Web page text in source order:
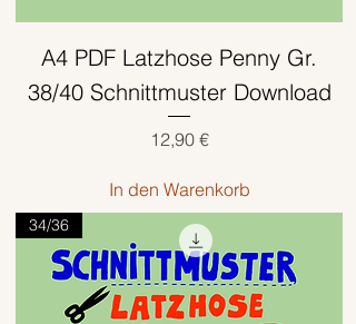
A4 PDF Latzhose Penny Gr.
38/40 Schnittmuster Download
Preis
12,90 €
In den Warenkorb
34/36